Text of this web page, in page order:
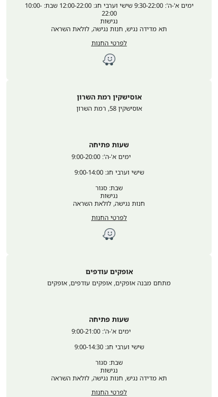
ימים א'-ה': 9:30-22:00 שישי וערבי חג: 12:00-22:00 שבת: 10:00-
22:00
נגישות
תא מדידה נגיש, חנות נגישה, לולאת השראה
לפרטי החנות
אוסישקין רמת השרון
אוסישקין 58 , רמת השרון
שעות פתיחה
שישי וערבי חג: 9:00-14:00
שבת: סגור
נגישות
חנות נגישה, לולאת השראה
לפרטי החנות
אופקים עודפים
מתחם מבנה אופקים, אופקים עודפים, אופקים
שעות פתיחה
שישי וערבי חג: 9:00-14:30
שבת: סגור
נגישות
תא מדידה נגיש, חנות נגישה, לולאת השראה
לפרטי החנות